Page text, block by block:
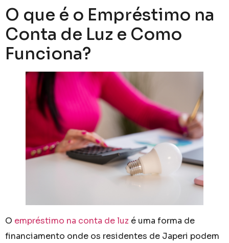
O que é o Empréstimo na
Conta de Luz e Como
Funciona?
O empréstimo na conta de luz é uma forma de
financiamento onde os residentes de Japeri podem